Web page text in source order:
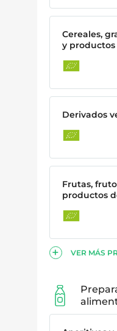
Cereales,
y
Derivados
Frutas,
productos
VER MÁS